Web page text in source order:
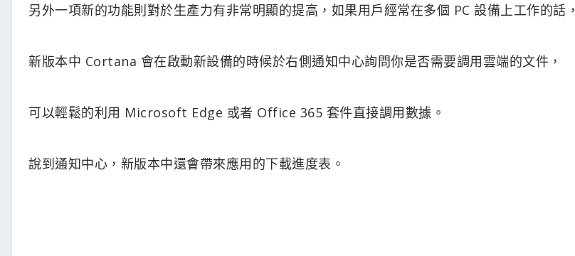
另外一項新的功能則對於生產力有非常明顯的提高，如果用戶經常在多個 PC 設備上工作的話，
新版本中 Cortana 會在啟動新設備的時候於右側通知中心詢問你是否需要調用雲端的文件，
可以輕鬆的利用 Microsoft Edge 或者 Office 365 套件直接調用數據。
說到通知中心，新版本中還會帶來應用的下載進度表。